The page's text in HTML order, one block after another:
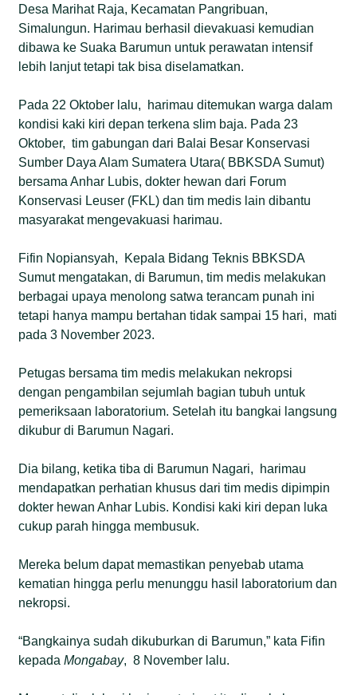
Desa Marihat Raja, Kecamatan Pangribuan,
Simalungun. Harimau berhasil dievakuasi kemudian
dibawa ke Suaka Barumun untuk perawatan intensif
lebih lanjut tetapi tak bisa diselamatkan.
Pada 22 Oktober lalu, harimau ditemukan warga dalam
kondisi kaki kiri depan terkena slim baja. Pada 23
Oktober, tim gabungan dari Balai Besar Konservasi
Sumber Daya Alam Sumatera Utara( BBKSDA Sumut)
bersama Anhar Lubis, dokter hewan dari Forum
Konservasi Leuser (FKL) dan tim medis lain dibantu
masyarakat mengevakuasi harimau.
Fifin Nopiansyah, Kepala Bidang Teknis BBKSDA
Sumut mengatakan, di Barumun, tim medis melakukan
berbagai upaya menolong satwa terancam punah ini
tetapi hanya mampu bertahan tidak sampai 15 hari, mati
pada 3 November 2023.
Petugas bersama tim medis melakukan nekropsi
dengan pengambilan sejumlah bagian tubuh untuk
pemeriksaan laboratorium. Setelah itu bangkai langsung
dikubur di Barumun Nagari.
Dia bilang, ketika tiba di Barumun Nagari, harimau
mendapatkan perhatian khusus dari tim medis dipimpin
dokter hewan Anhar Lubis. Kondisi kaki kiri depan luka
cukup parah hingga membusuk.
Mereka belum dapat memastikan penyebab utama
kematian hingga perlu menunggu hasil laboratorium dan
nekropsi.
“Bangkainya sudah dikuburkan di Barumun,” kata Fifin
kepadaMongabay, 8 November lalu.